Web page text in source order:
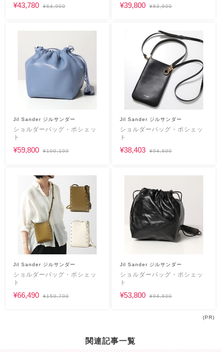
¥43,780 ¥64,900 ¥39,800 ¥83,600
Jil Sander ジルサンダー
ショルダーバッグ・ポシェッ
ト
¥59,800 ¥100,100
Jil Sander ジルサンダー
ショルダーバッグ・ポシェッ
ト
¥38,403 ¥94,600
Jil Sander ジルサンダー
ショルダーバッグ・ポシェッ
ト
¥66,490 ¥150,700
Jil Sander ジルサンダー
ショルダーバッグ・ポシェッ
ト
¥53,800 ¥94,600
(PR)
関連記事一覧